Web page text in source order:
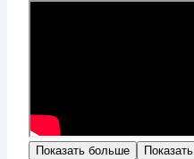
Показать больше